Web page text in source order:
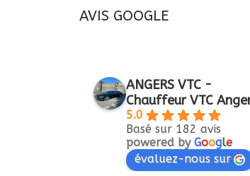
AVIS GOOGLE
ANGERS VTC -
Chauffeur VTC
5.0
Basé sur 182 avis
powered by Google
évaluez-nous sur
il y a 3 ans
Encore un grand merci
pour votre réactivité,
efficacité, rapidité et
maîtrise.A bientôt